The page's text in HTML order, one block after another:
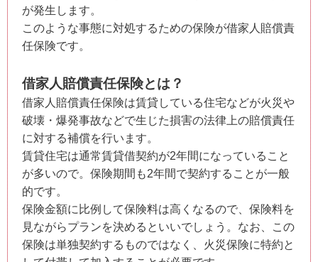
が発生します。
このような事態に対処するための保険が借家人賠償責
任保険です。
借家人賠償責任保険とは？
借家人賠償責任保険は賃貸している住宅などが火災や
破壊・爆発事故などで生じた損害の法律上の賠償責任
に対する補償を行います。
賃貸住宅は通常賃貸借契約が2年間になっていること
が多いので。保険期間も2年間で契約することが一般
的です。
保険金額に比例して保険料は高くなるので、保険料を
見ながらプランを決めるといいでしょう。なお、この
保険は単独契約するものではなく、火災保険に特約と